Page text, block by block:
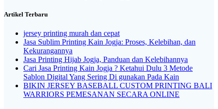
Artikel Terbaru
jersey printing murah dan cepat
Jasa Sublim Printing Kain Jogja: Proses, Kelebihan, dan
Kekurangannya
Jasa Printing Hijab Jogja, Panduan dan Kelebihannya
Cari Jasa Printing Kain Jogja ? Ketahui Dulu 3 Metode
Sablon Digital Yang Sering Di gunakan Pada Kain
BIKIN JERSEY BASEBALL CUSTOM PRINTING BALI
WARRIORS PEMESANAN SECARA ONLINE